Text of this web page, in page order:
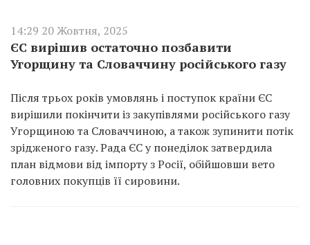
14:29 20 Жовтня, 2025
ЄС вирішив остаточно позбавити
Угорщину та Словаччину російського газу
Після трьох років умовлянь і поступок країни ЄС
вирішили покінчити із закупівлями російського газу
Угорщиною та Словаччиною, а також зупинити потік
зрідженого газу. Рада ЄС у понеділок затвердила
план відмови від імпорту з Росії, обійшовши вето
головних покупців її сировини.